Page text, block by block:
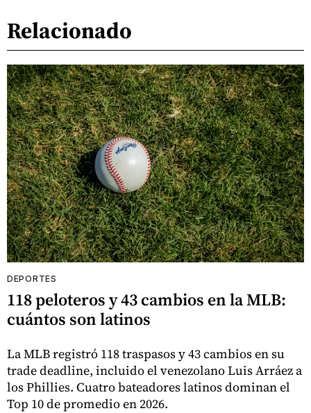
Relacionado
DEPORTES
118 peloteros y 43 cambios en la MLB:
cuántos son latinos
La MLB registró 118 traspasos y 43 cambios en su
trade deadline, incluido el venezolano Luis Arráez a
los Phillies. Cuatro bateadores latinos dominan el
Top 10 de promedio en 2026.